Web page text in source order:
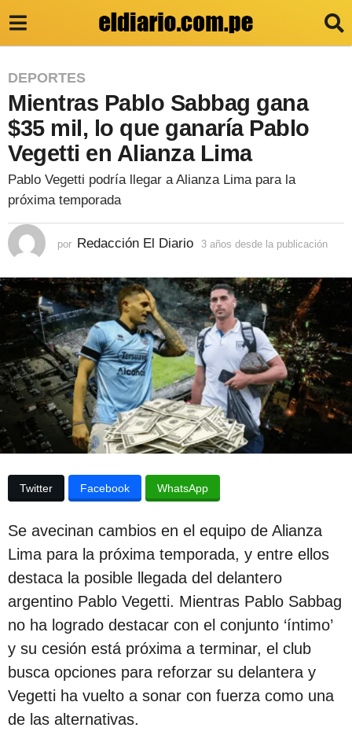
3
a
ñ
o
s
d
s
e
l
a
p
u
i
c
a
c
i
ó
n
3
a
ñ
o
s
DEPORTES
Mientras Pablo Sabbag gana
$35 mil, lo que ganaría Pablo
Vegetti en Alianza Lima
Pablo Vegetti podría llegar a Alianza Lima para la
próxima temporada
por Redacción El Diario 3 años desde la publicación
o
e
s
d
e
l
a
p
b
ó
Twitter Facebook WhatsApp
Se avecinan cambios en el equipo de Alianza
Lima para la próxima temporada, y entre ellos
destaca la posible llegada del delantero
argentino Pablo Vegetti. Mientras Pablo Sabbag
no ha logrado destacar con el conjunto ‘íntimo’
y su cesión está próxima a terminar, el club
busca opciones para reforzar su delantera y
Vegetti ha vuelto a sonar con fuerza como una
de las alternativas.